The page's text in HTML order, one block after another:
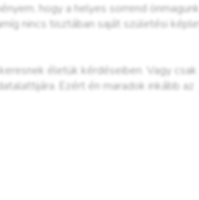
hogy a helyes sorrend önmagunk
nincs tisztában saját születési
életük kérdéseiben. Vagy csak
Ezért én maradok inkább az